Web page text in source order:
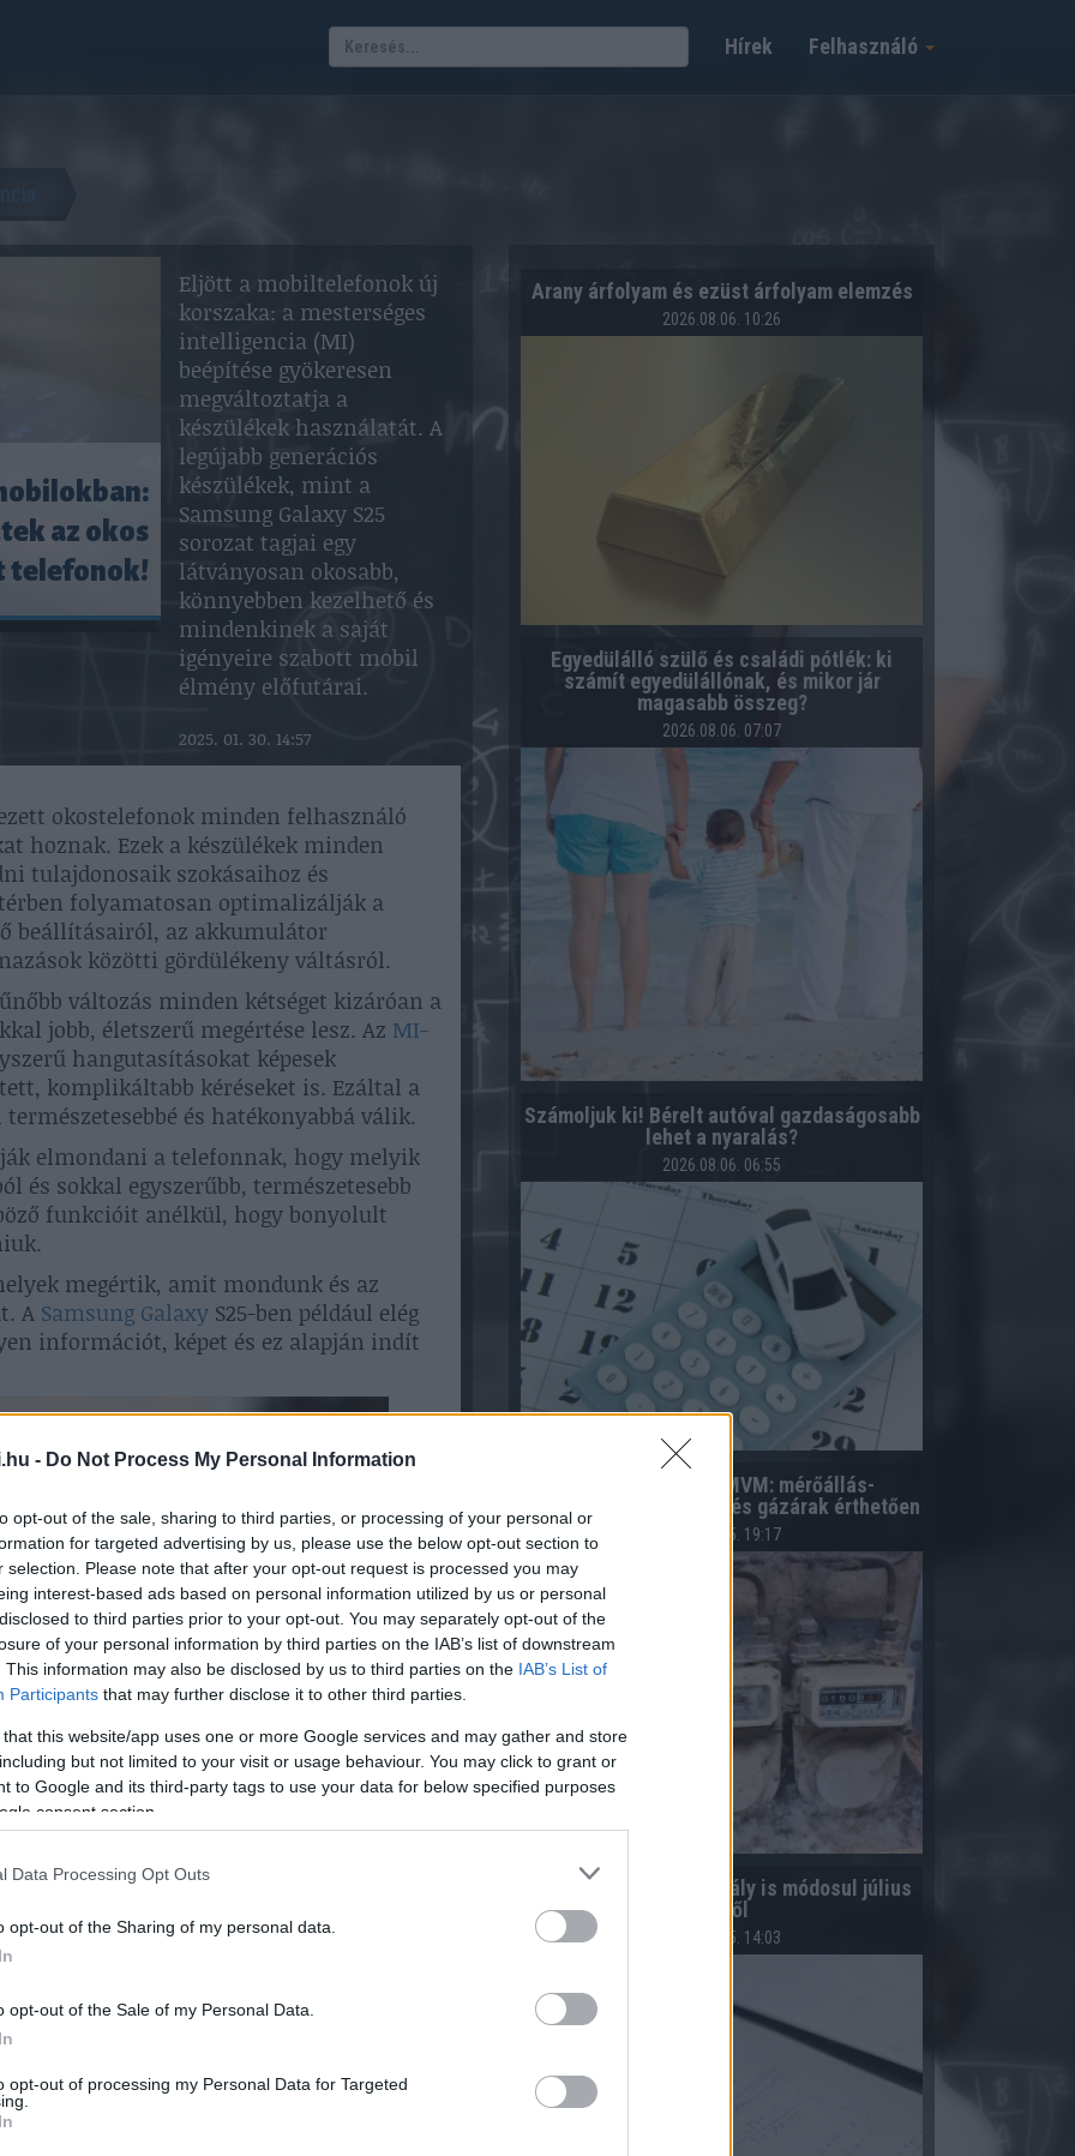
- Do Not Process My Personal Information
opt-out of the sale, sharing to third parties, or processing of your personal or
for targeted advertising by us, please use the below opt-out section to
selection. Please note that after your opt-out request is processed you may
interest-based ads based on personal information utilized by us or personal
to third parties prior to your opt-out. You may separately opt-out of the
of your personal information by third parties on the IAB’s list of downstream
This information may also be disclosed by us to third parties on the IAB’s List of
Participants that may further disclose it to other third parties.
that this website/app uses one or more Google services and may gather and store
but not limited to your visit or usage behaviour. You may click to grant or
to Google and its third-party tags to use your data for below specified purposes
consent section.
Data Processing Opt Outs
opt-out of the Sharing of my personal data.
opt-out of the Sale of my Personal Data.
opt-out of processing my Personal Data for Targeted
Felhasználó
Hírek
az okos
telefonok!
Eljött a mobiltelefonok új
korszaka: a mesterséges
intelligencia (MI)
beépítése gyökeresen
megváltoztatja a
készülékek használatát. A
legújabb generációs
készülékek, mint a
Samsung Galaxy S25
sorozat tagjai egy
látványosan okosabb,
könnyebben kezelhető és
mindenkinek a saját
igényeire szabott mobil
élmény előfutárai.
2025. 01. 30. 14:57
okostelefonok minden felhasználó
hoznak. Ezek a készülékek minden
tulajdonosaik szokásaihoz és
folyamatosan optimalizálják a
beállításairól, az akkumulátor
közötti gördülékeny váltásról.
változás minden kétséget kizáróan a
jobb, életszerű megértése lesz. Az MI-
hangutasításokat képesek
komplikáltabb kéréseket is. Ezáltal a
és hatékonyabbá válik.
elmondani a telefonnak, hogy melyik
és sokkal egyszerűbb, természetesebb
funkcióit anélkül, hogy bonyolult
megértik, amit mondunk és az
A Samsung Galaxy S25-ben például elég
információt, képet és ez alapján indít
mail címek, weboldalak, amelyeket
leírja, vagy összefoglalja, a
a szövegszerkesztésben és a
is.
fontos tudni, hogy a biztonság terén
jelent a poszt-kvantum titkosítás
szintű adatvédelmet garantálja.
elérhetők a MediaMarkt áruházakban
Arany árfolyam és ezüst árfolyam elemzés
2026.08.06. 10:26
Egyedülálló szülő és családi pótlék: ki
számít egyedülállónak, és mikor jár
magasabb összeg?
2026.08.06. 07:07
Számoljuk ki! Bérelt autóval gazdaságosabb
lehet a nyaralás?
2026.08.06. 06:55
Földgáz diktálás MVM: mérőállás-
bejelentés, számlázás és gázárak érthetően
2026.08.05. 19:17
Több adó- és vámszabály is módosul július
31-től
2026.08.05. 14:03